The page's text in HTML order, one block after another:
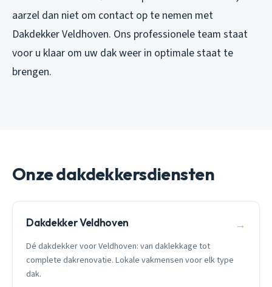
aarzel dan niet om contact op te nemen met
Dakdekker Veldhoven. Ons professionele team staat
voor u klaar om uw dak weer in optimale staat te
brengen.
Onze dakdekkersdiensten
Dakdekker Veldhoven →
Dé dakdekker voor Veldhoven: van daklekkage tot
complete dakrenovatie. Lokale vakmensen voor elk type
dak.